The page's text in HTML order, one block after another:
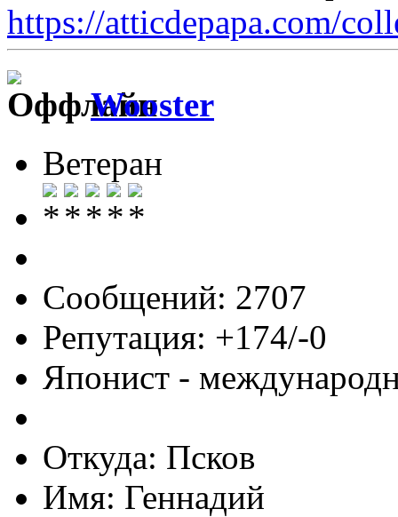
https://atticdepapa.com/
Wooster
Ветеран
Сообщений: 2707
Репутация: +174/-0
Японист -
Откуда: Псков
Имя: Геннадий